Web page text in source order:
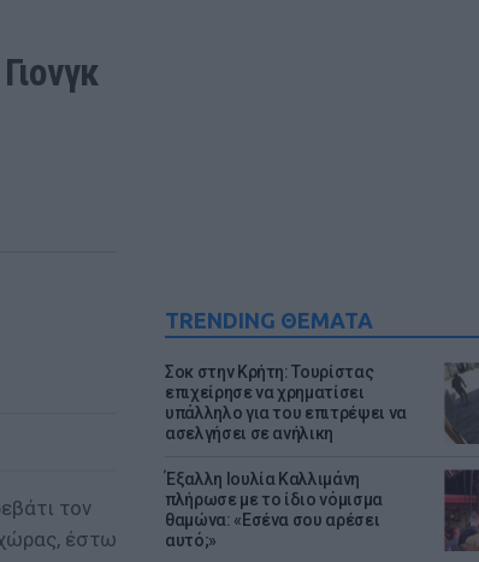
TRENDING ΘΕΜΑΤΑ
Σοκ στην Κρήτη: Τουρίστας
επιχείρησε να χρηματίσει
υπάλληλο για του επιτρέψει να
ασελγήσει σε ανήλικη
Έξαλλη Ιουλία Καλλιμάνη
πλήρωσε με το ίδιο νόμισμα
θαμώνα: «Εσένα σου αρέσει
αυτό;»
τον
χώρας, έστω